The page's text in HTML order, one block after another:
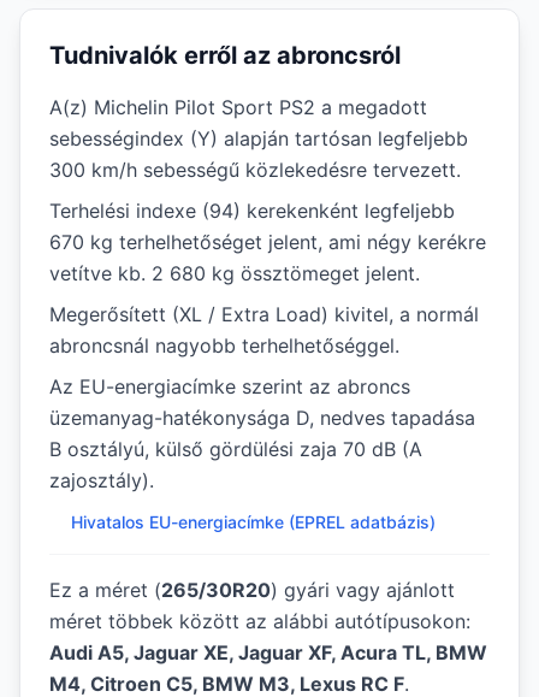
Tudnivalók erről az abroncsról
A(z) Michelin Pilot Sport PS2 a megadott
sebességindex (Y) alapján tartósan legfeljebb
300 km/h sebességű közlekedésre tervezett.
Terhelési indexe (94) kerekenként legfeljebb
670 kg terhelhetőséget jelent, ami négy kerékre
vetítve kb. 2 680 kg össztömeget jelent.
Megerősített (XL / Extra Load) kivitel, a normál
abroncsnál nagyobb terhelhetőséggel.
Az EU-energiacímke szerint az abroncs
üzemanyag-hatékonysága D, nedves tapadása
B osztályú, külső gördülési zaja 70 dB (A
zajosztály).
Hivatalos EU-energiacímke (EPREL adatbázis)
Ez a méret (265/30R20) gyári vagy ajánlott
méret többek között az alábbi autótípusokon:
Audi A5, Jaguar XE, Jaguar XF, Acura TL, BMW
M4, Citroen C5, BMW M3, Lexus RC F.